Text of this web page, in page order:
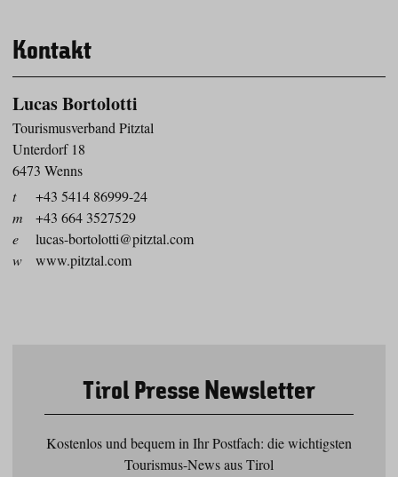
Kontakt
Lucas Bortolotti
Tourismusverband Pitztal
Unterdorf 18
6473 Wenns
t
+43 5414 86999-24
m
+43 664 3527529
e
lucas-bortolotti@pitztal.com
w
www.pitztal.com
Tirol Presse Newsletter
Kostenlos und bequem in Ihr Postfach: die wichtigsten
Tourismus-News aus Tirol